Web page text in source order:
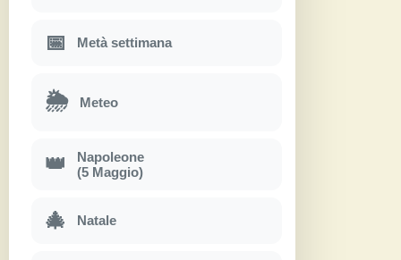
📅 Metà settimana
🌦 Meteo
👑
Napoleone
(5 Maggio)
🎄 Natale